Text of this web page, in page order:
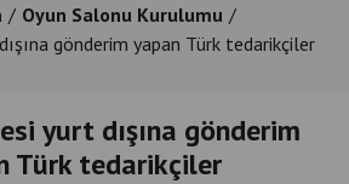
Oyun Salonu Kurulumu
gönderim yapan Türk tedarikçiler
yurt dışına gönderim
Türk tedarikçiler